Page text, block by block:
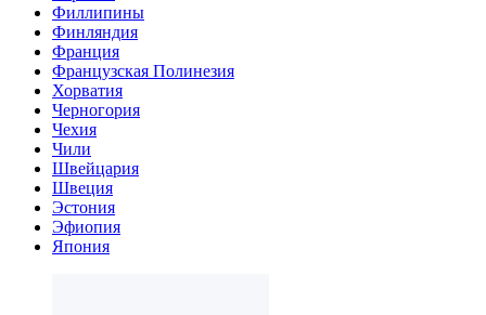
Филлипины
Финляндия
Франция
Французская Полинезия
Хорватия
Черногория
Чехия
Чили
Швейцария
Швеция
Эстония
Эфиопия
Япония